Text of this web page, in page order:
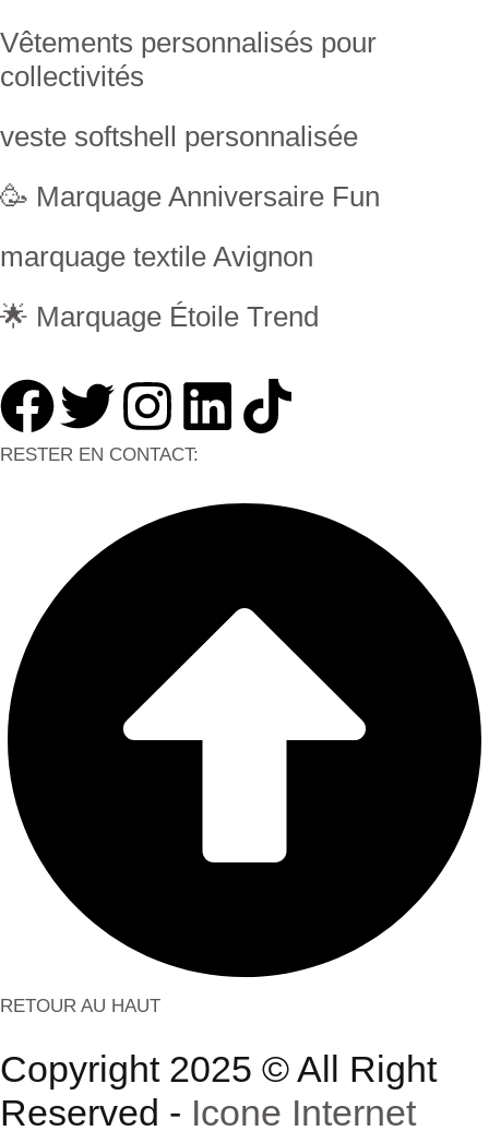
Vêtements personnalisés pour
collectivités
veste softshell personnalisée
🥳 Marquage Anniversaire Fun
marquage textile Avignon
🌟 Marquage Étoile Trend
RESTER EN CONTACT:
RETOUR AU HAUT
Copyright 2025 © All Right
Reserved - Icone Internet